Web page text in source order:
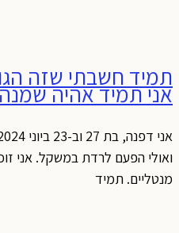
תמיד חשבתי שזה
אני תמיד אהיה שמנה
ואולי הפעם לרדת במשקל. אני
מנטליים. תמיד